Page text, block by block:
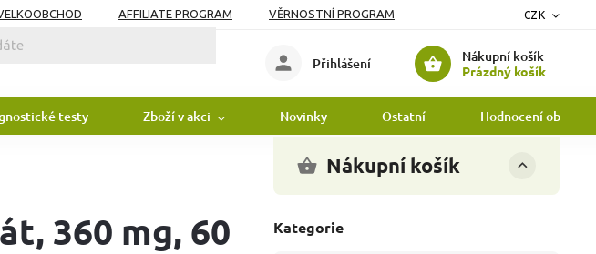
AFFILIATE PROGRAM
VĚRNOSTNÍ PROGRAM
CZK
Nákupní košík
Prázdný košík
Přihlášení
testy Zboží v akci Novinky Ostatní Hodnocení obchodu
Nákupní košík
Kategorie
360 mg, 60